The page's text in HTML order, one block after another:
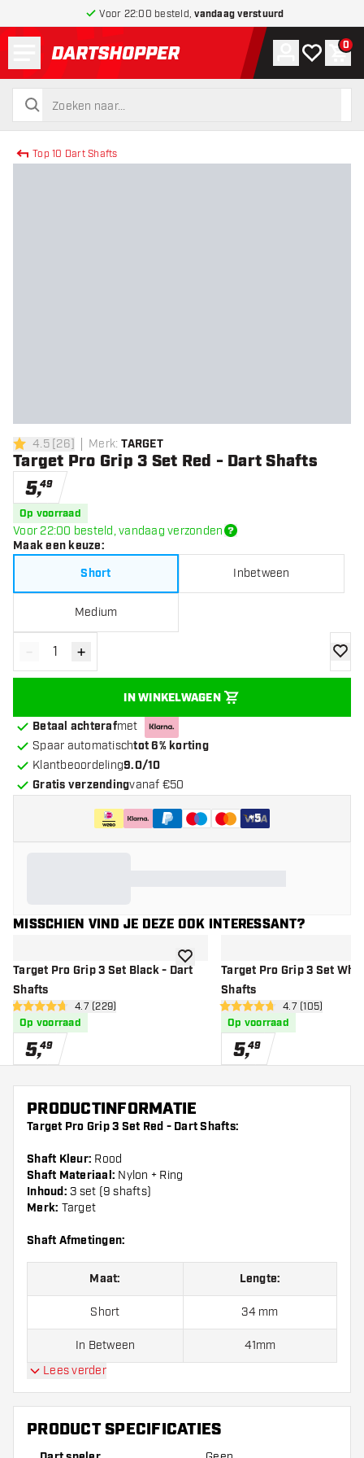
Voor 22:00 besteld,vandaag verstuurd
terug naar home pagina
zoeken
zoeken
Account
Mijn 0
Top 10 Dart Shafts
4.5 score sterren
4.5[26] Merk: TARGET
Target Pro Grip 3 Set Red - Dart Shafts
5,49
Op voorraad
Voor 22:00 besteld, vandaag verzonden
Maak een keuze:
Short
Inbetween
Medium
Verminder hoeveelheid
- Verhoog hoeveelheid
+
IN WINKELWAGEN
Betaal achterafmet
Spaar automatischtot 6% korting
Klantbeoordeling9.0/10
Gratis verzendingvanaf €50
+5
MISSCHIEN VIND JE DEZE OOK INTERESSANT?
Target Pro Grip 3 Set Black - Dart
Shafts
open reviews drawer
4.7 score sterren4.7 (229)
Op voorraad
5,49
toevoegen aan verlanglijst
Target Pro Grip 3 Set
Shafts
open reviews
4.7 score sterren4.7 (105)
Op voorraad
5,49
PRODUCTINFORMATIE
Target Pro Grip 3 Set Red - Dart Shafts:
Shaft Kleur: Rood
Shaft Materiaal: Nylon + Ring
Inhoud: 3 set (9 shafts)
Merk: Target
Shaft Afmetingen:
Maat: Lengte:
Short 34 mm
In Between 41mm
Medium
Let op!:Opgegeven lengte van de Target Pro Grip Shaft
Red is gemeten exclusief schroefdraad.
Lees verder
PRODUCT SPECIFICATIES